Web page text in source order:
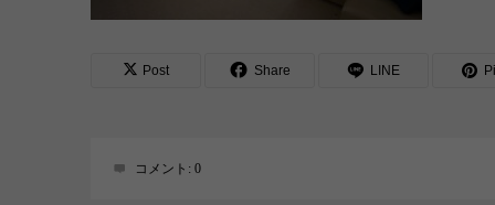
Post Share LINE
コメント: 0